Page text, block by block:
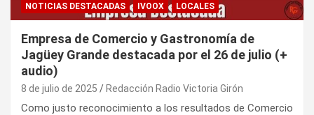
NOTICIAS DESTACADAS IVOOX LOCALES
Empresa de Comercio y Gastronomía de
Jagüey Grande destacada por el 26 de julio (+
audio)
8 de julio de 2025 Redacción Radio Victoria Girón
Como justo reconocimiento a los resultados de Comercio